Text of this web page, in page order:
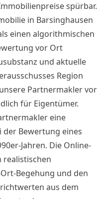
spürbar.
in Barsinghausen
einen algorithmischen
vor Ort
und aktuelle
Region
Partnermakler vor
für Eigentümer.
eine
Bewertung eines
Jahren. Die Online-
realistischen
Begehung und den
aus dem